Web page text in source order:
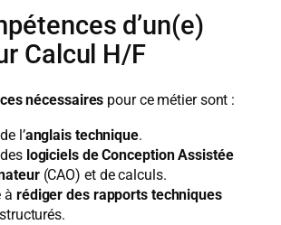
d’un(e)
Calcul H/F
nécessaires pour ce métier sont :
l’anglais technique.
logiciels de Conception Assistée
(CAO) et de calculs.
à rédiger des rapports techniques